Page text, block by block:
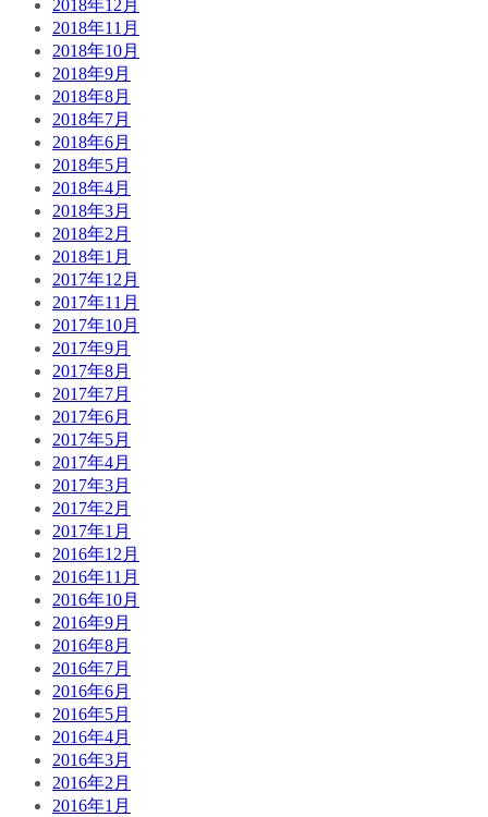
2018年12月
2018年11月
2018年10月
2018年9月
2018年8月
2018年7月
2018年6月
2018年5月
2018年4月
2018年3月
2018年2月
2018年1月
2017年12月
2017年11月
2017年10月
2017年9月
2017年8月
2017年7月
2017年6月
2017年5月
2017年4月
2017年3月
2017年2月
2017年1月
2016年12月
2016年11月
2016年10月
2016年9月
2016年8月
2016年7月
2016年6月
2016年5月
2016年4月
2016年3月
2016年2月
2016年1月